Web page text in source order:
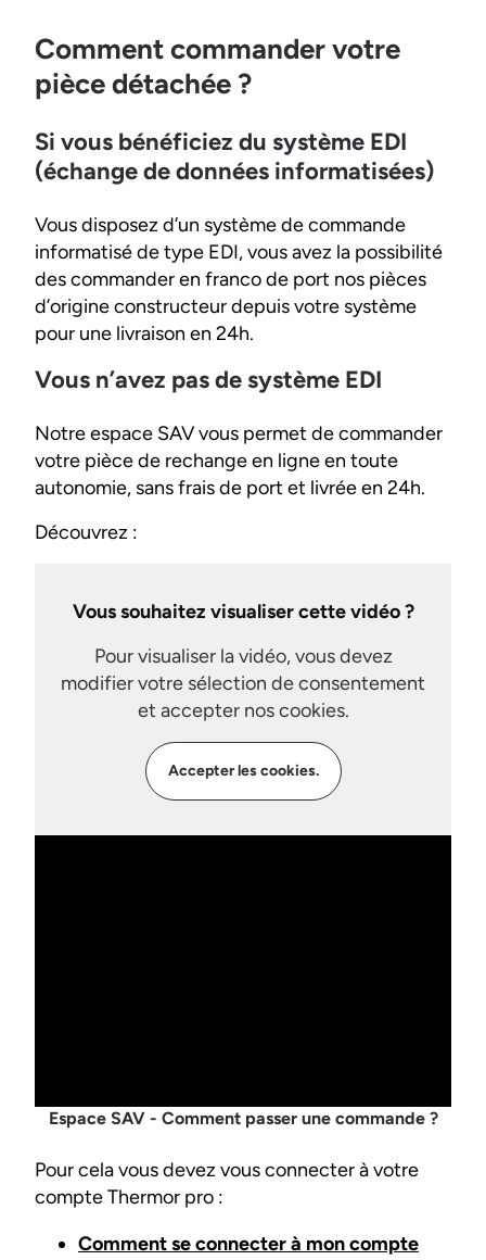
Comment commander votre
pièce détachée ?
Si vous bénéficiez du système EDI
(échange de données informatisées)
Vous disposez d’un système de commande
informatisé de type EDI, vous avez la possibilité
des commander en franco de port nos pièces
d’origine constructeur depuis votre système
pour une livraison en 24h.
Vous n’avez pas de système EDI
Notre espace SAV vous permet de commander
votre pièce de rechange en ligne en toute
autonomie, sans frais de port et livrée en 24h.
Découvrez :
Vous souhaitez visualiser cette vidéo ?
Pour visualiser la vidéo, vous devez
modifier votre sélection de consentement
et accepter nos cookies.
Accepter les cookies.
Espace SAV - Comment passer une commande ?
Pour cela vous devez vous connecter à votre
compte Thermor pro :
Comment se connecter à mon compte